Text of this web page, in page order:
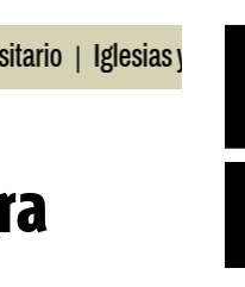
| Iglesias y templos